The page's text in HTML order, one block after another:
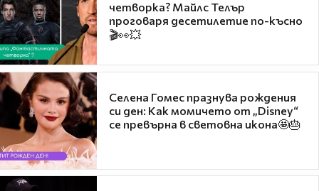
четворка? Майлс Телър
проговаря десетилетие по-късно
🎬👀💥
Селена Гомес празнува рождения
си ден: Как момичето от „Disney“
се превърна в световна икона🤩🎂